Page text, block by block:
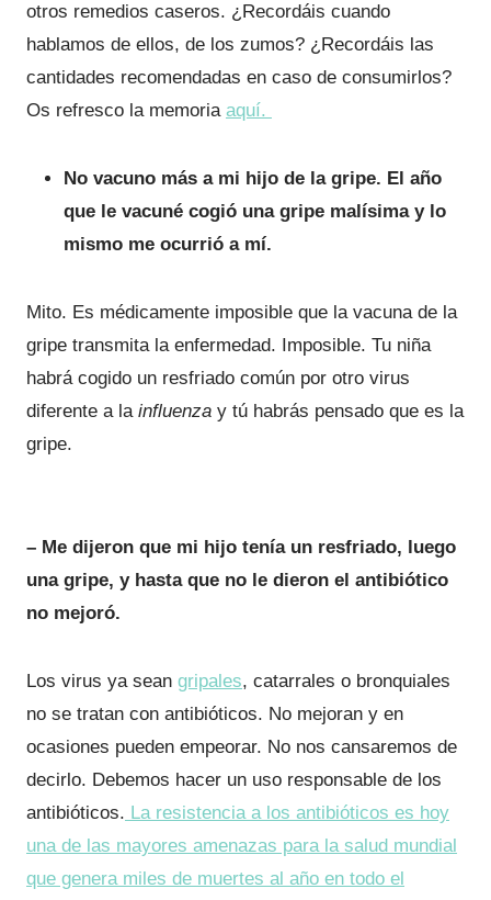
otros remedios caseros. ¿Recordáis cuando
hablamos de ellos, de los zumos? ¿Recordáis las
cantidades recomendadas en caso de consumirlos?
Os refresco la memoria aquí.
No vacuno más a mi hijo de la gripe. El año
que le vacuné cogió una gripe malísima y lo
mismo me ocurrió a mí.
Mito. Es médicamente imposible que la vacuna de la
gripe transmita la enfermedad. Imposible. Tu niña
habrá cogido un resfriado común por otro virus
diferente a la influenza y tú habrás pensado que es la
gripe.
– Me dijeron que mi hijo tenía un resfriado, luego
una gripe, y hasta que no le dieron el antibiótico
no mejoró.
Los virus ya sean gripales, catarrales o bronquiales
no se tratan con antibióticos. No mejoran y en
ocasiones pueden empeorar. No nos cansaremos de
decirlo. Debemos hacer un uso responsable de los
antibióticos. La resistencia a los antibióticos es hoy
una de las mayores amenazas para la salud mundial
que genera miles de muertes al año en todo el